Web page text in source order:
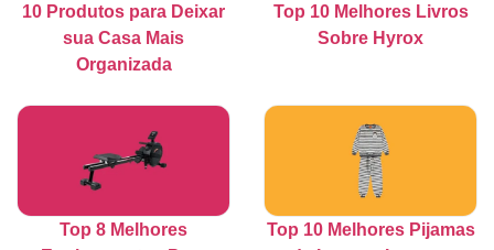
10 Produtos para Deixar
sua Casa Mais
Organizada
Top 10 Melhores Livros
Sobre Hyrox
Top 8 Melhores
Top 10 Melhores Pijamas